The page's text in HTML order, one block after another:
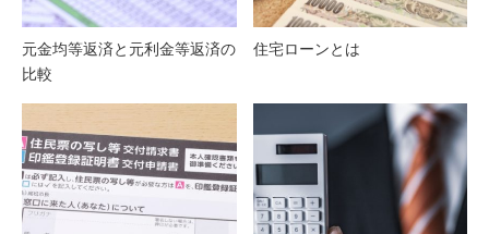
元金均等返済と元利金等返済の
比較
住宅ローンとは